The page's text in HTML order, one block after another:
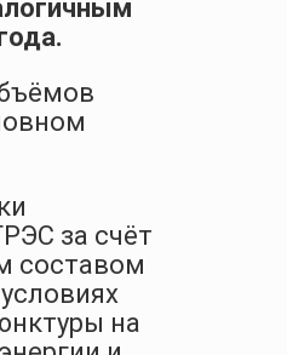
за счёт
составом
на